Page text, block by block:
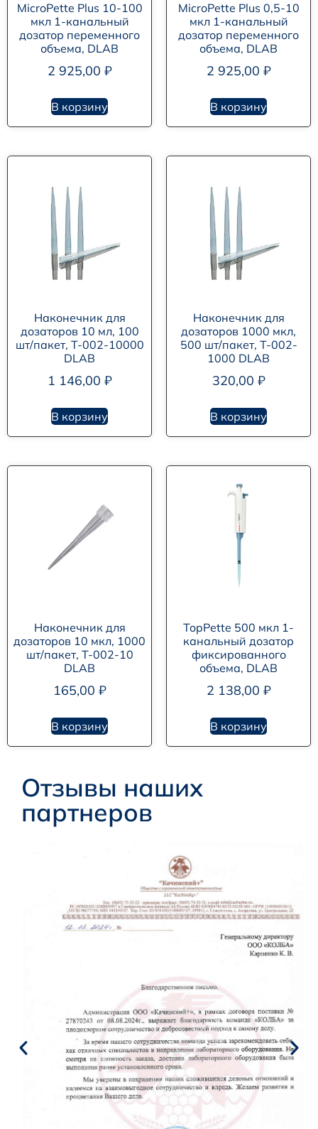
MicroPette Plus 10-100
мкл 1-канальный
дозатор переменного
объема, DLAB
2 925,00 ₽
В корзину
MicroPette Plus 0,5-10
мкл 1-канальный
дозатор переменного
объема, DLAB
2 925,00 ₽
В корзину
Наконечник для
дозаторов 10 мл, 100
шт/пакет, T-002-10000
DLAB
1 146,00 ₽
В корзину
Наконечник для
дозаторов 1000 мкл,
500 шт/пакет, T-002-
1000 DLAB
320,00 ₽
В корзину
Наконечник для
дозаторов 10 мкл, 1000
шт/пакет, T-002-10
DLAB
165,00 ₽
В корзину
TopPette 500 мкл 1-
канальный дозатор
фиксированного
объема, DLAB
2 138,00 ₽
В корзину
Отзывы наших
партнеров